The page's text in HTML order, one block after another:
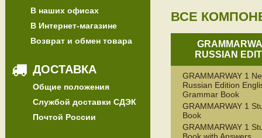
В наших офисах
В Интернет-магазине
Возврат и обмен товара
ДОСТАВКА
Общие положения
Службой доставки СДЭК
Почтой России
ВСЕ
RUSSIAN
GRAMMARWAY 1
Russian Edition
Grammar Book
GRAMMARWAY 1
Book
GRAMMARWAY 1